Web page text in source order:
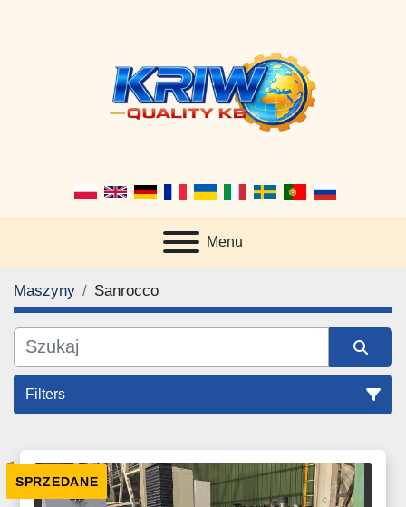
Menu
Maszyny Sanrocco
Filters
Wszystkie kategorie
Sortuj według
SPRZEDANE